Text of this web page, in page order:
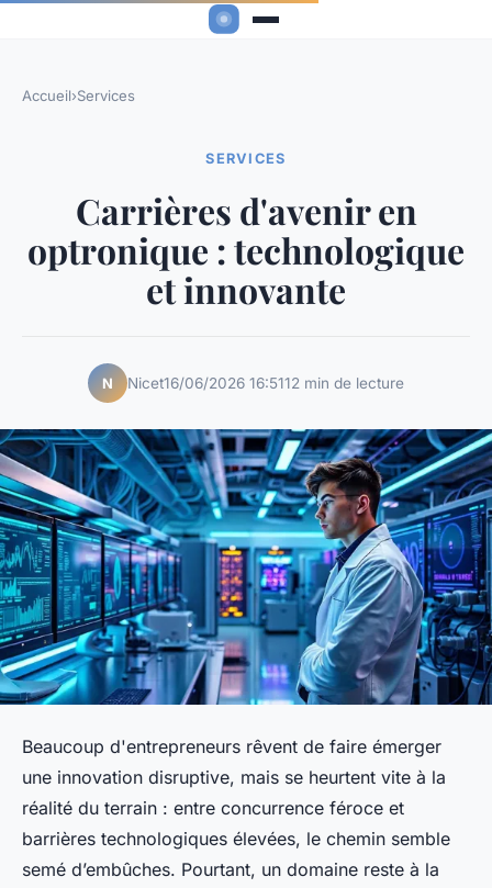
Accueil›Services
SERVICES
Carrières d'avenir en
optronique : technologique
et innovante
N Nicet16/06/2026 16:5112 min de lecture
Beaucoup d'entrepreneurs rêvent de faire émerger
une innovation disruptive, mais se heurtent vite à la
réalité du terrain : entre concurrence féroce et
barrières technologiques élevées, le chemin semble
semé d’embûches. Pourtant, un domaine reste à la